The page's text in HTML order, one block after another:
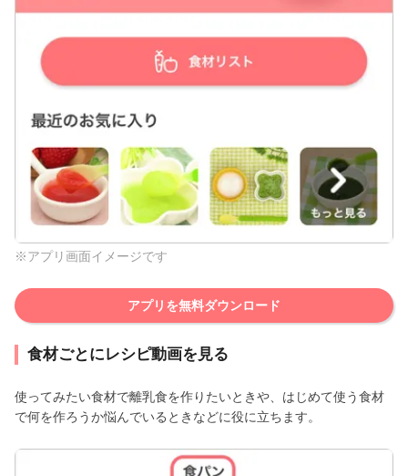
※アプリ画面イメージです
アプリを無料ダウンロード
食材ごとにレシピ動画を見る
使ってみたい食材で離乳食を作りたいときや、はじめて使う食材
で何を作ろうか悩んでいるときなどに役に立ちます。